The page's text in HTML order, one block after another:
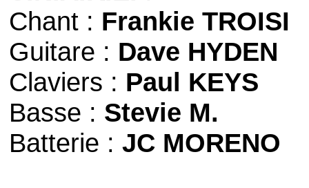
Chant : Frankie TROISI
Guitare : Dave HYDEN
Claviers : Paul KEYS
Basse : Stevie M.
Batterie : JC MORENO